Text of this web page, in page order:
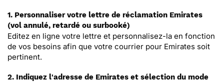
1. Personnaliser votre lettre de réclamation Emirates
(vol annulé, retardé ou surbooké)
Editez en ligne votre lettre et personnalisez-la en fonction
de vos besoins afin que votre courrier pour Emirates soit
pertinent.
2. Indiquez l'adresse de Emirates et sélection du mode